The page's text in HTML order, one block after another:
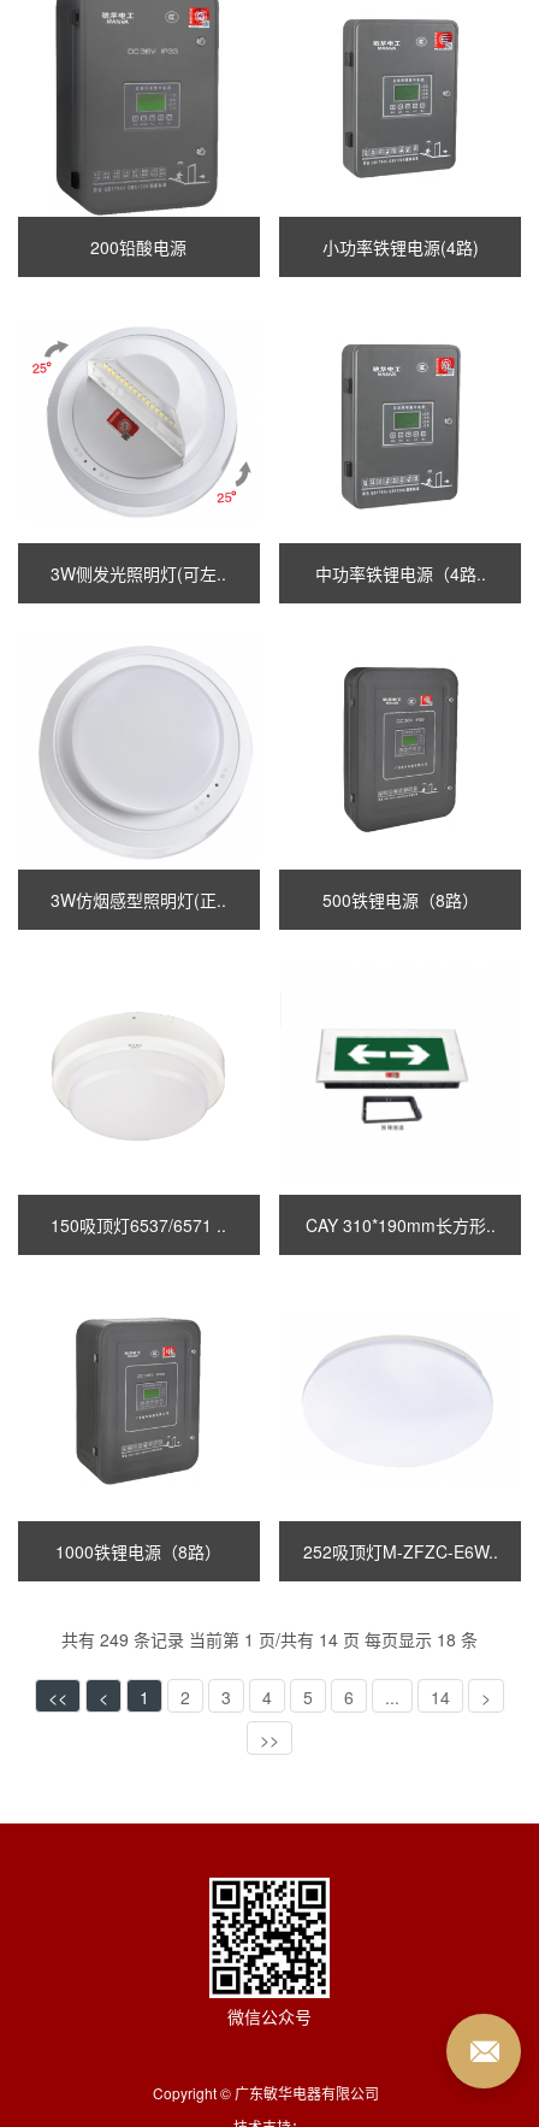
200铅酸电源 小功率铁锂电源(4路)
3W侧发光照明灯(可左.. 中功率铁锂电源（4路..
3W仿烟感型照明灯(正.. 500铁锂电源（8路）
150吸顶灯6537/6571 .. CAY 310*190mm长方形..
1000铁锂电源（8路） 252吸顶灯M-ZFZC-E6W..
共有 249 条记录 当前第 1 页/共有 14 页 每页显示 18 条
<< < 1 2 3 4 5 6 ... 14
>
>>
微信公众号
Copyright © 广东敏华电器有限公司